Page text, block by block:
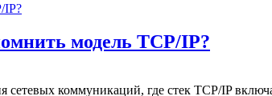
модель TCP/IP?
сетевых коммуникаций, где стек TCP/IP